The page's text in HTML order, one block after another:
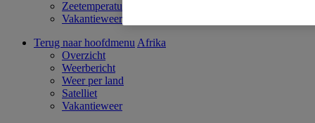
Zeetemperatuur
Vakantieweer
Terug naar hoofdmenu Afrika
Overzicht
Weerbericht
Weer per land
Satelliet
Vakantieweer